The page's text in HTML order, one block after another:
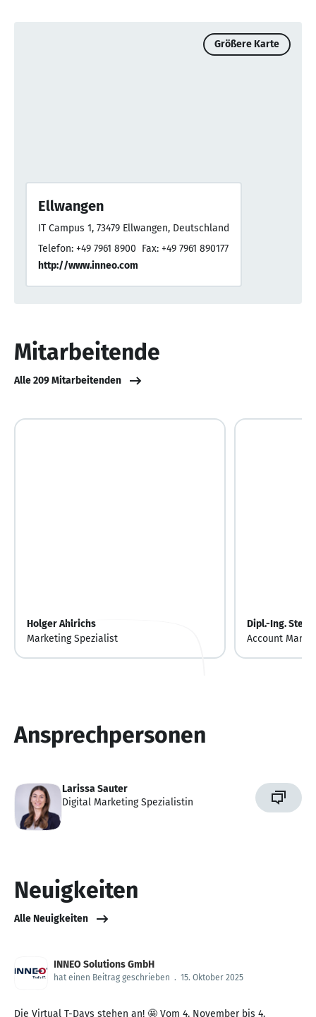
Größere Karte
Ellwangen
IT Campus 1, 73479 Ellwangen, Deutschland
Telefon: +49 7961 8900 Fax: +49 7961 890177
http://www.inneo.com
Mitarbeitende
Alle 209 Mitarbeitenden
Holger Ahlrichs
Marketing Spezialist
Dipl.-Ing.
Account
Ansprechpersonen
Larissa Sauter
Digital Marketing Spezialistin
Neuigkeiten
Alle Neuigkeiten
INNEO Solutions GmbH
hat einen Beitrag geschrieben . 15. Oktober 2025
Die Virtual T-Days stehen an! 🤩 Vom 4. November bis 4.